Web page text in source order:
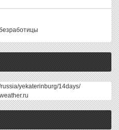
yekaterinburg/14days/